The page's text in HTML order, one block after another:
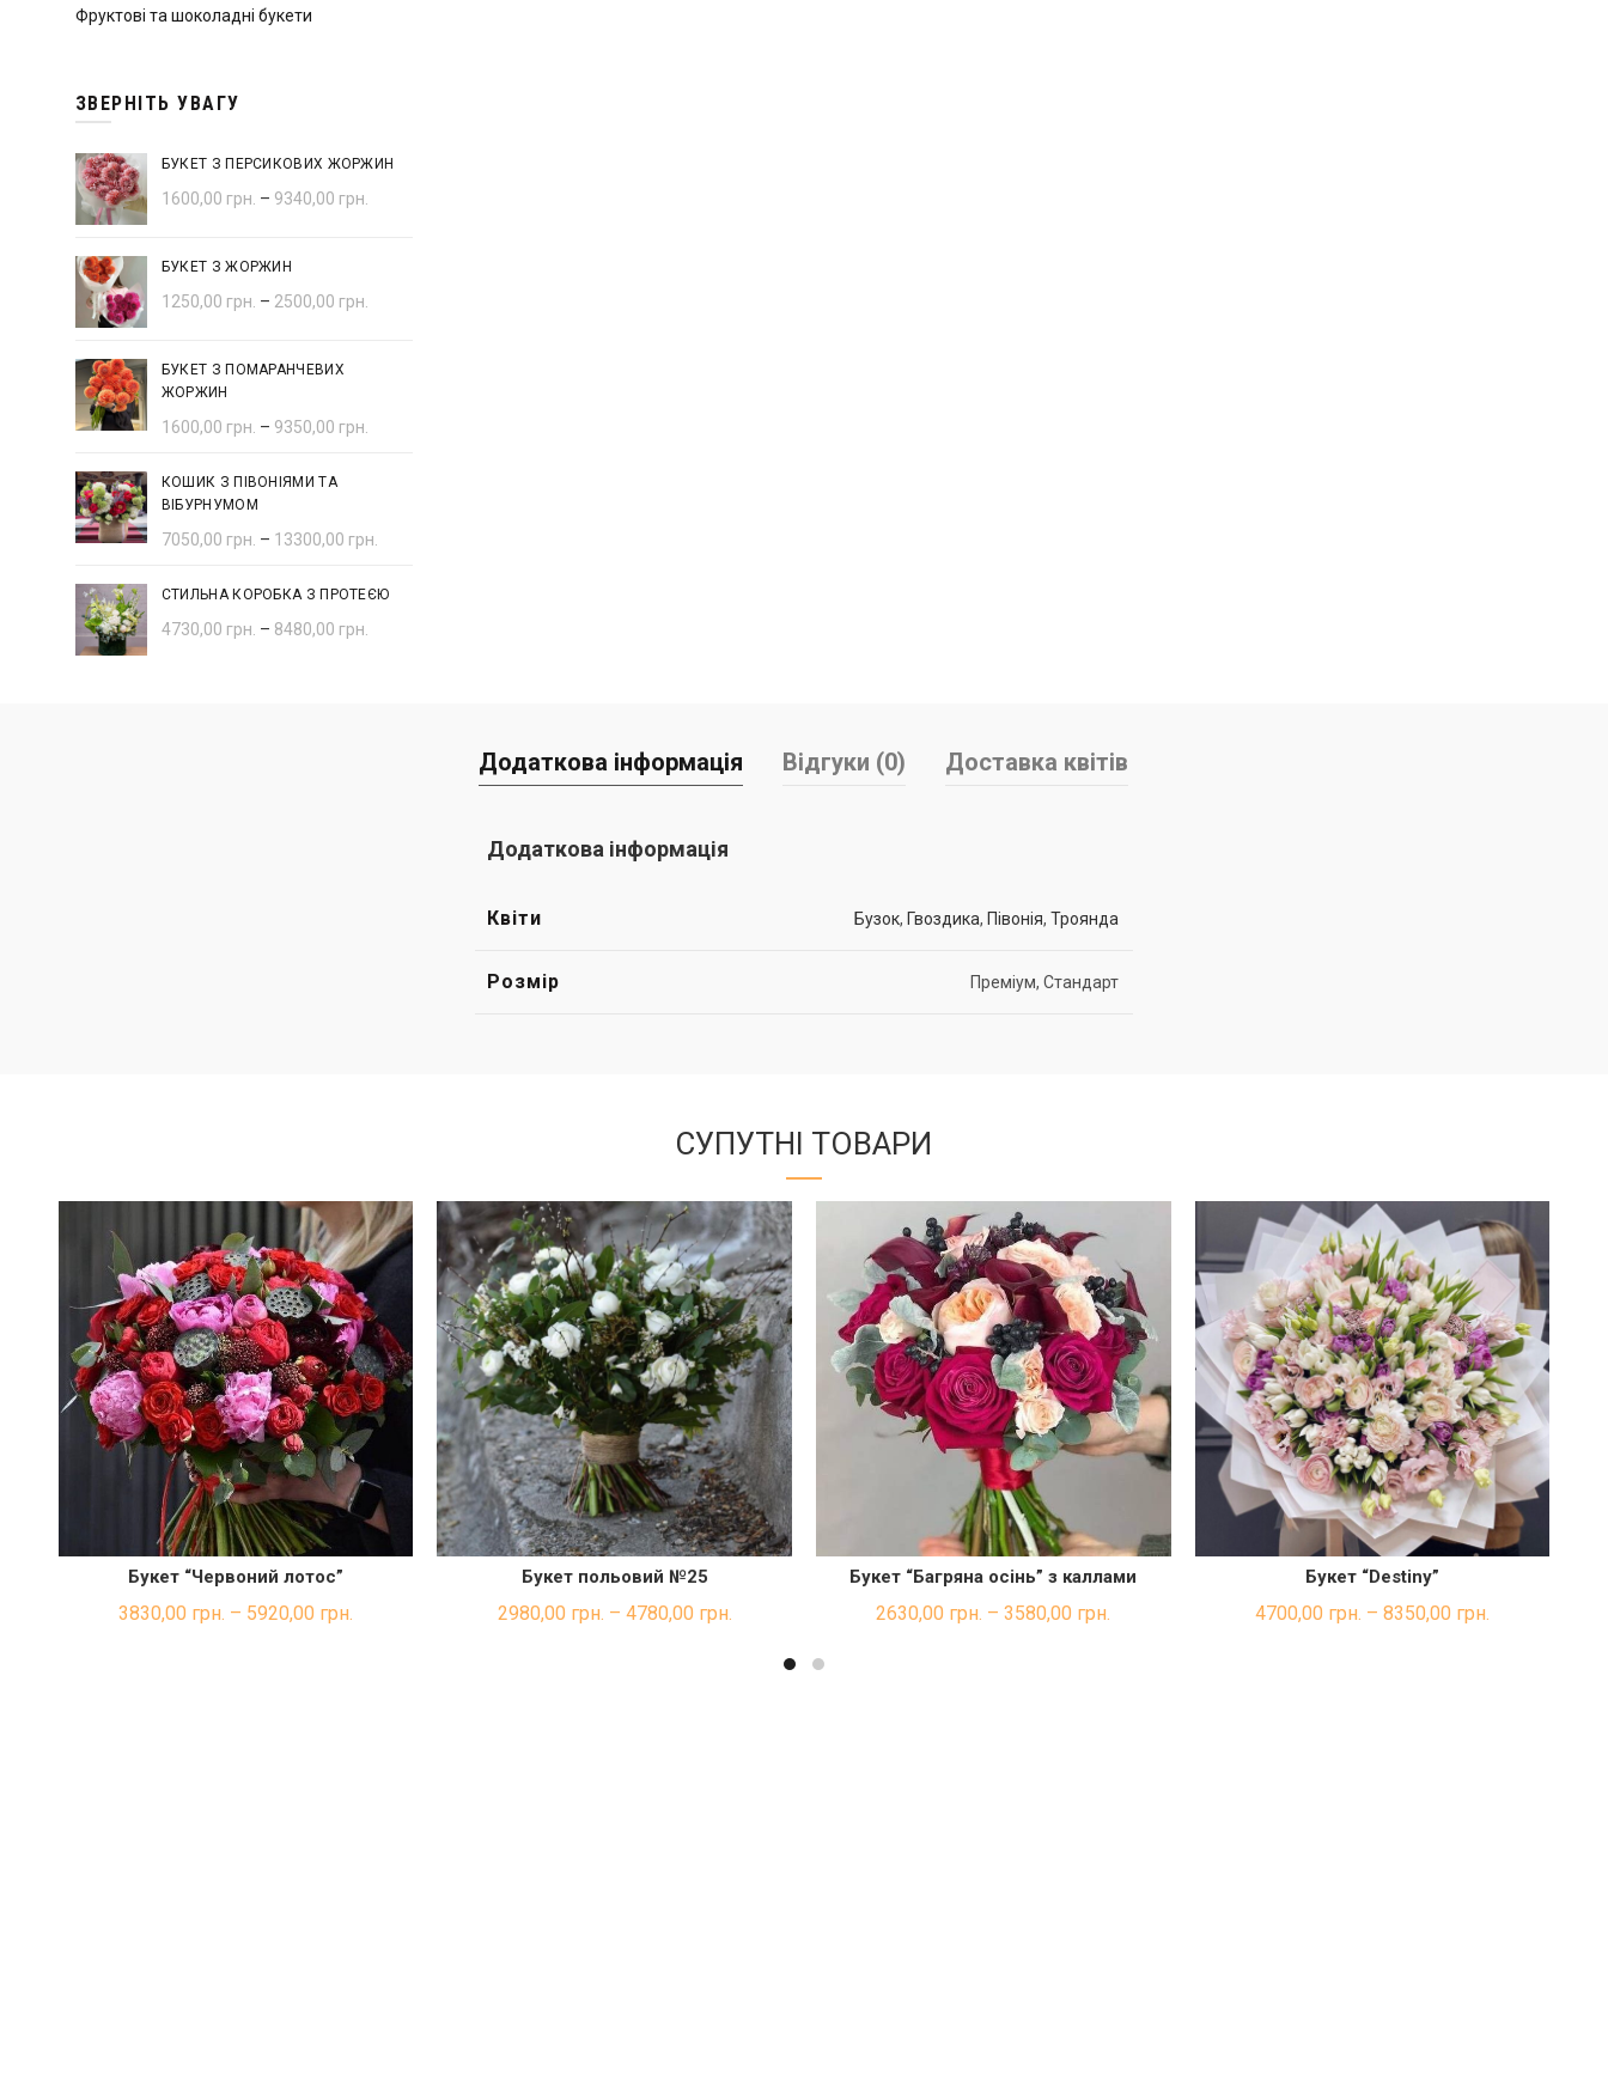
Фруктові та шоколадні букети
ЗВЕРНІТЬ УВАГУ
БУКЕТ З ПЕРСИКОВИХ ЖОРЖИН
1600,00 грн. – 9340,00 грн.
БУКЕТ З ЖОРЖИН
1250,00 грн. – 2500,00 грн.
БУКЕТ З ПОМАРАНЧЕВИХ
ЖОРЖИН
1600,00 грн. – 9350,00 грн.
КОШИК З ПІВОНІЯМИ ТА
ВІБУРНУМОМ
7050,00 грн. – 13300,00 грн.
СТИЛЬНА КОРОБКА З ПРОТЕЄЮ
4730,00 грн. – 8480,00 грн.
Додаткова інформація Відгуки (0) Доставка квітів
Додаткова інформація
Квіти Бузок, Гвоздика, Півонія, Троянда
Розмір Преміум, Стандарт
СУПУТНІ ТОВАРИ
ШВИДКА ПОКУПКА
Букет “Червоний лотос”
3830,00 грн. – 5920,00 грн.
ШВИДКА ПОКУПКА
Букет польовий №25
2980,00 грн. – 4780,00 грн.
ШВИДКА ПОКУПКА
Букет “Багряна осінь” з каллами
2630,00 грн. –3580,00 грн.
ШВИДКА ПОКУПКА
Букет “Destiny”
4700,00 грн. – 8350,00 грн.